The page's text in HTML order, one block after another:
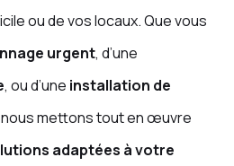
ou de vos locaux. Que vous
urgent, d’une
, ou d’une installation de
mettons tout en œuvre
adaptées à votre